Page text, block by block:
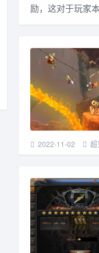
励，这对于玩家
2022-11-02 超